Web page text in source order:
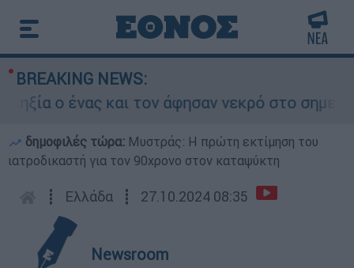
BREAKING NEWS:
ο ένας και τον άφησαν νεκρό στο σημείο
δημοφιλές τώρα: Μυστράς: Η πρώτη εκτίμηση του
ιατροδικαστή για τον 90χρονο στον καταψύκτη
┋ Ελλάδα ┋ 27.10.2024 08:35
Newsroom